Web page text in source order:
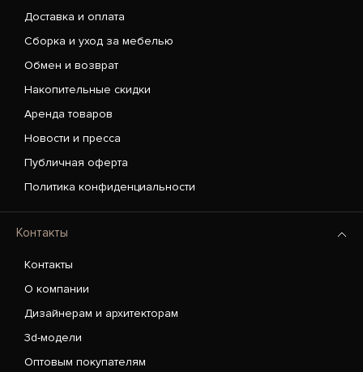
Доставка и оплата
Сборка и уход за мебелью
Обмен и возврат
Накопительные скидки
Аренда товаров
Новости и пресса
Публичная оферта
Политика конфиденциальности
Контакты
Контакты
О компании
Дизайнерам и архитекторам
3d-модели
Оптовым покупателям